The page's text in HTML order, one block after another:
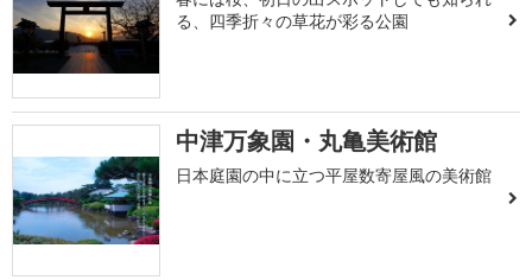
る、四季折々の草花が彩る公園
中津万象園・丸亀美術館
日本庭園の中に立つ平屋数寄屋風の美術館